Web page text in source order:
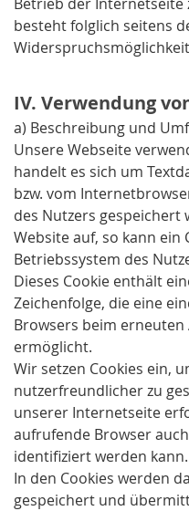
besteht folglich seitens
IV. Verwendung
a) Beschreibung und
Unsere Webseite
handelt es sich um
bzw. vom
des Nutzers gespeichert
Website auf, so kann ein
Betriebssystem des
Dieses Cookie enthält
Zeichenfolge, die eine
Browsers beim
ermöglicht.
Wir setzen Cookies ein,
nutzerfreundlicher zu
unserer Internetseite
aufrufende Browser
identifiziert werden kann.
In den Cookies werden
gespeichert und